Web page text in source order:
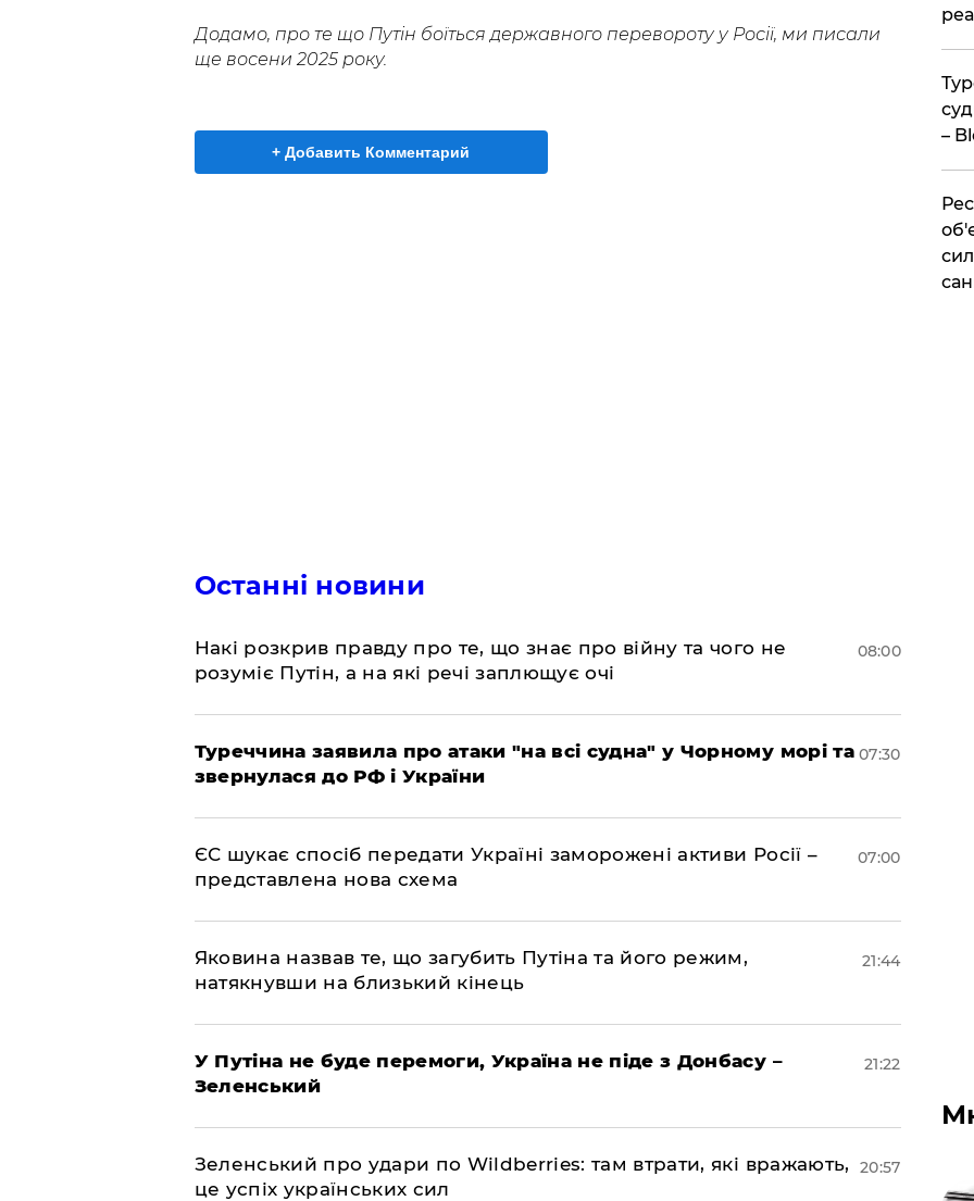
Додамо, про те що Путін боїться державного перевороту у Росії, ми писали
ще восени 2025 року.
+ Добавить Комментарий
Останні новини
Накі розкрив правду про те, що знає про війну та чого не
розуміє Путін, а на які речі заплющує очі
08:00
Туреччина заявила про атаки "на всі судна" у Чорному морі та
звернулася до РФ і України
07:30
ЄС шукає спосіб передати Україні заморожені активи Росії –
представлена ​​нова схема
07:00
Яковина назвав те, що загубить Путіна та його режим,
натякнувши на близький кінець
21:44
У Путіна не буде перемоги, Україна не піде з Донбасу –
Зеленський
21:22
Зеленський про удари по Wildberries: там втрати, які вражають,
це успіх українських сил
20:57
–